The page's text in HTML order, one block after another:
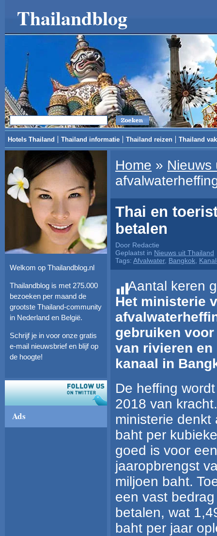
Thailandblog
Hotels Thailand Thailand informatie Thailand reizen Thailand
Welkom op Thailandblog.nl
Thailandblog is met 275.000
bezoeken per maand de
grootste Thailand-community
in Nederland en België.
Schrijf je in voor onze gratis
e-mail nieuwsbrief en blijf op
de hoogte!
Ads
Home » Nieuws
Thai en
betalen
Door Redactie
Geplaatst in Nieuws uit Thailand
Tags: Afvalwater, Bangkok
Aantal keren
Het ministerie
gebruiken
van rivieren en
kanaal in
De heffing
2018 van
ministerie denkt
baht per
goed is voor een
jaaropbrengst
miljoen baht.
een vast
betalen, wat
baht per jaar